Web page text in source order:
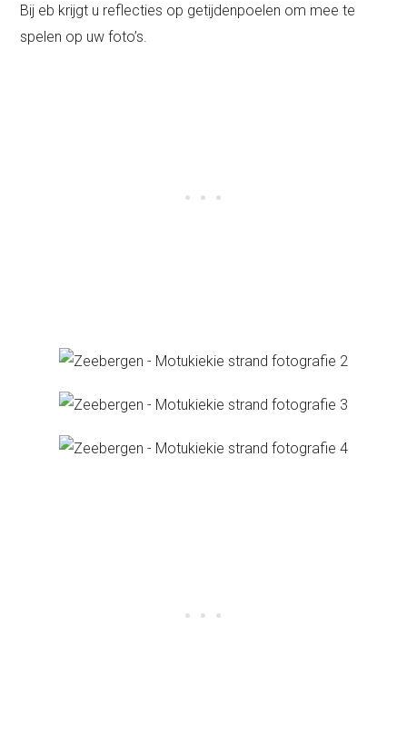
Bij eb krijgt u reflecties op getijdenpoelen om mee te
spelen op uw foto’s.